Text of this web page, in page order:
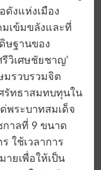
ดังแห่งเมือง
มเข้มขลังและที่
ษฐานของ
วิเศษชัยชาญ’
มรวบรวมจิต
รัทธาสมทบทุนใน
พระบาทสมเด็จ
กาลที่ 9 ขนาด
ใช้เวลาการ
ายเพื่อให้เป็น